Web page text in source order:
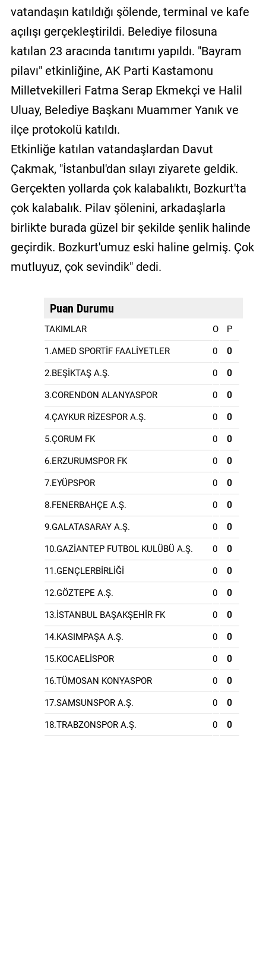
vatandaşın katıldığı şölende, terminal ve kafe
açılışı gerçekleştirildi. Belediye filosuna
katılan 23 aracında tanıtımı yapıldı. "Bayram
pilavı" etkinliğine, AK Parti Kastamonu
Milletvekilleri Fatma Serap Ekmekçi ve Halil
Uluay, Belediye Başkanı Muammer Yanık ve
ilçe protokolü katıldı.
Etkinliğe katılan vatandaşlardan Davut
Çakmak, "İstanbul'dan sılayı ziyarete geldik.
Gerçekten yollarda çok kalabalıktı, Bozkurt'ta
çok kalabalık. Pilav şölenini, arkadaşlarla
birlikte burada güzel bir şekilde şenlik halinde
geçirdik. Bozkurt'umuz eski haline gelmiş. Çok
mutluyuz, çok sevindik" dedi.
Puan Durumu
TAKIMLAR O P
1.AMED SPORTİF FAALİYETLER 0 0
2.BEŞİKTAŞ A.Ş. 0 0
3.CORENDON ALANYASPOR 0 0
4.ÇAYKUR RİZESPOR A.Ş. 0 0
5.ÇORUM FK 0 0
6.ERZURUMSPOR FK 0 0
7.EYÜPSPOR 0 0
8.FENERBAHÇE A.Ş. 0 0
9.GALATASARAY A.Ş. 0 0
10.GAZİANTEP FUTBOL KULÜBÜ A.Ş. 0 0
11.GENÇLERBİRLİĞİ 0 0
12.GÖZTEPE A.Ş. 0 0
13.İSTANBUL BAŞAKŞEHİR FK 0 0
14.KASIMPAŞA A.Ş. 0 0
15.KOCAELİSPOR 0 0
16.TÜMOSAN KONYASPOR 0 0
17.SAMSUNSPOR A.Ş. 0 0
18.TRABZONSPOR A.Ş. 0 0